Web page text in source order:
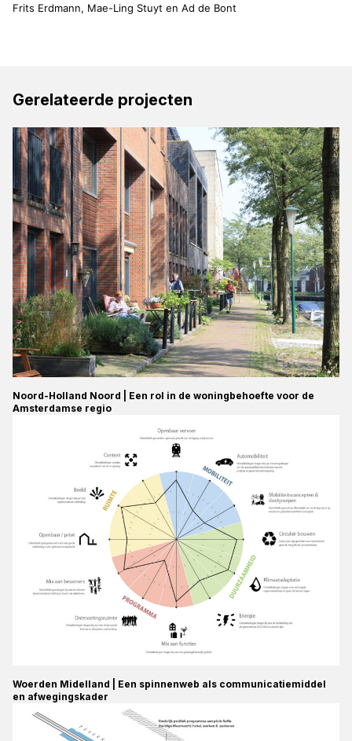
Frits Erdmann, Mae-Ling Stuyt en Ad de Bont
Gerelateerde projecten
Noord-Holland Noord | Een rol in de woningbehoefte voor de
Amsterdamse regio
Woerden Midelland | Een spinnenweb als communicatiemiddel
en afwegingskader